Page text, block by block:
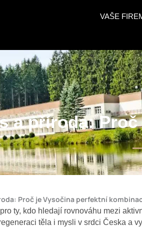
VAŠE
a příroda:
Proč je Vysočina perfektní
ty, kdo hledají rovnováhu mezi
těla i mysli v srdci Česka a